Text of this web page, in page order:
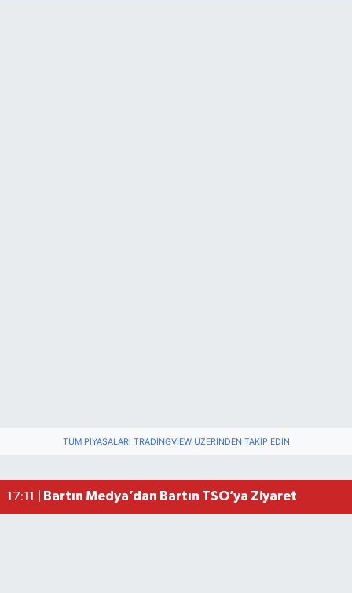
TÜM PIYASALARI TRADINGVIEW ÜZERINDEN TAKIP EDIN
17:11 |
Bartın Medya’dan Bartın TSO’ya Ziyaret